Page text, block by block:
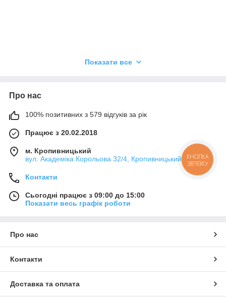
Попри те, що вона штучна,
ковбаси та сосисок виготовлена з натуральних волокон
колагену
усіх важливих якостей.
Показати все
Про нас
100% позитивних з 579 відгуків за рік
Працює з 20.02.2018
м. Кропивницький
вул. Академіка Корольова 32/4, Кропивницький, Україна
Контакти
Сьогодні працює з 09:00 до 15:00
Показати весь графік роботи
Про нас
Контакти
Доставка та оплата
КНОПКА
ЗВ'ЯЗКУ